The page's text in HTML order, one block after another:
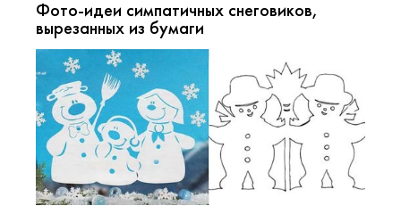
Фото-идеи симпатичных снеговиков,
вырезанных из бумаги